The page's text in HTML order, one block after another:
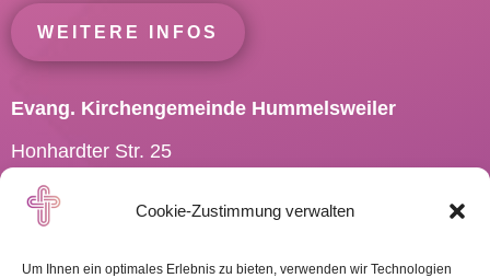
Cookie-Zustimmung verwalten
Um Ihnen ein optimales Erlebnis zu bieten, verwenden wir Technologien
WEITERE INFOS
Evang. Kirchengemeinde Hummelsweiler
Honhardter Str. 25
73494 Rosenberg
Tel.: 07967 701910
Pfarramt.Hummelsweiler@elkw.de